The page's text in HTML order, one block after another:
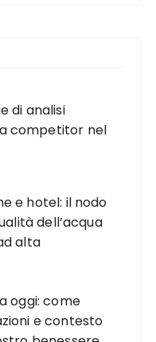
di analisi
competitor nel
e hotel: il nodo
dell’acqua
alta
oggi: come
e contesto